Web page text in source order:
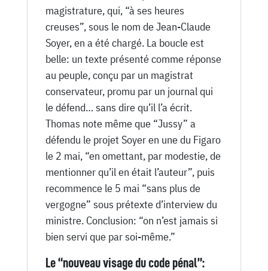
magistrature, qui, “à ses heures
creuses”, sous le nom de Jean-Claude
Soyer, en a été chargé. La boucle est
belle: un texte présenté comme réponse
au peuple, conçu par un magistrat
conservateur, promu par un journal qui
le défend… sans dire qu’il l’a écrit.
Thomas note même que “Jussy” a
défendu le projet Soyer en une du Figaro
le 2 mai, “en omettant, par modestie, de
mentionner qu’il en était l’auteur”, puis
recommence le 5 mai “sans plus de
vergogne” sous prétexte d’interview du
ministre. Conclusion: “on n’est jamais si
bien servi que par soi-même.”
Le “nouveau visage du code pénal”: